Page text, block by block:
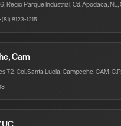
Regio Parque Industrial, Cd. Apodaca, NL,
•(81) 8123-1215
Cam
72, Col. Santa Lucia, Campeche, CAM,